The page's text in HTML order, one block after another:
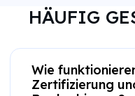
HÄUFIG
Wie
Zertifizierung